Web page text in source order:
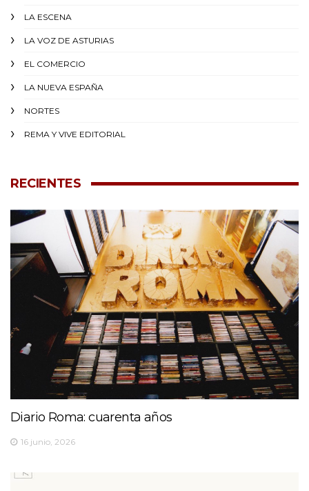
LA ESCENA
LA VOZ DE ASTURIAS
EL COMERCIO
LA NUEVA ESPAÑA
NORTES
REMA Y VIVE EDITORIAL
RECIENTES
Diario Roma: cuarenta años
16 junio, 2026